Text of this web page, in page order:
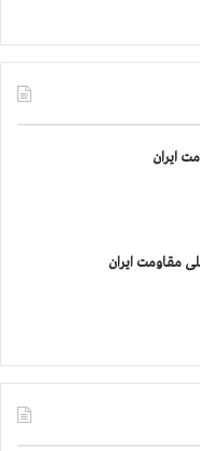
ایران
مقاومت ایران